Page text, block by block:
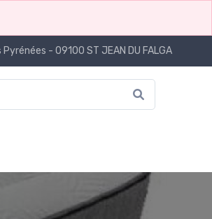
- 09100 ST JEAN DU FALGA